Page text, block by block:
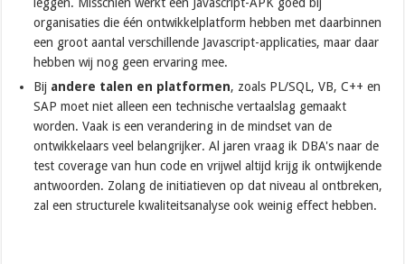
organisaties die één ontwikkelplatform hebben met daarbinnen
een groot aantal verschillende Javascript-applicaties, maar daar
hebben wij nog geen ervaring mee.
Bij andere talen en platformen, zoals PL/SQL, VB, C++ en
SAP moet niet alleen een technische vertaalslag gemaakt
worden. Vaak is een verandering in de mindset van de
ontwikkelaars veel belangrijker. Al jaren vraag ik DBA's naar de
test coverage van hun code en vrijwel altijd krijg ik ontwijkende
antwoorden. Zolang de initiatieven op dat niveau al ontbreken,
zal een structurele kwaliteitsanalyse ook weinig effect hebben.